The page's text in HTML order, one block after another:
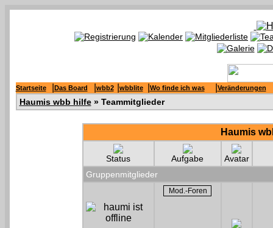
Startseite Das Board wbb2 wbblite Wo finde ich was Veränderungen
Haumis wbb hilfe» Teammitglieder
Haumis
Status Aufgabe
Avatar
Gruppenmitglieder